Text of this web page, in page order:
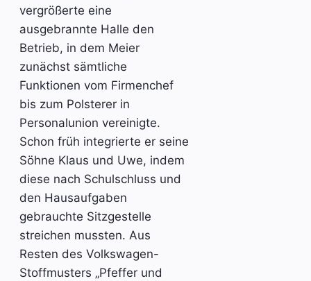
vergrößerte eine
ausgebrannte Halle den
Betrieb, in dem Meier
zunächst sämtliche
Funktionen vom Firmenchef
bis zum Polsterer in
Personalunion vereinigte.
Schon früh integrierte er seine
Söhne Klaus und Uwe, indem
diese nach Schulschluss und
den Hausaufgaben
gebrauchte Sitzgestelle
streichen mussten. Aus
Resten des Volkswagen-
Stoffmusters „Pfeffer und